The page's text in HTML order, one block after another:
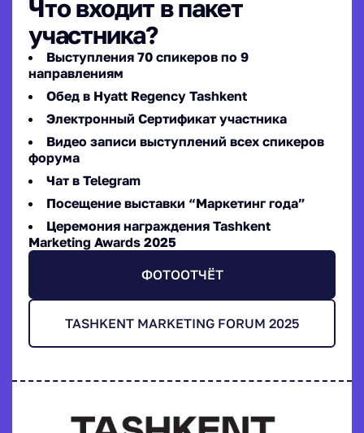
Что входит в пакет
участника?
Выступления 70 спикеров по 9
направлениям
Обед в Hyatt Regency Tashkent
Электронный Сертификат участника
Видео записи выступлений всех спикеров
форума
Чат в Telegram
Посещение выставки “Маркетинг года”
Церемония награждения Tashkent
Marketing Awards 2025
ФОТООТЧЁТ
TASHKENT MARKETING FORUM 2025